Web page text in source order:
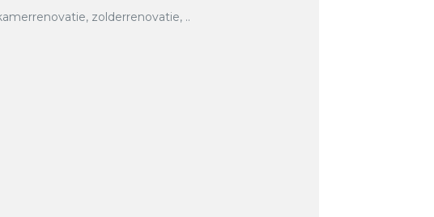
zolderrenovatie, ..